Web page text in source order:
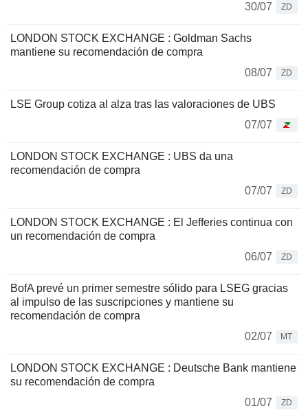
30/07
ZD
LONDON STOCK EXCHANGE : Goldman Sachs
mantiene su recomendación de compra
08/07
ZD
LSE Group cotiza al alza tras las valoraciones de UBS
07/07
LONDON STOCK EXCHANGE : UBS da una
recomendación de compra
07/07
ZD
LONDON STOCK EXCHANGE : El Jefferies continua con
un recomendación de compra
06/07
ZD
BofA prevé un primer semestre sólido para LSEG gracias
al impulso de las suscripciones y mantiene su
recomendación de compra
02/07
MT
LONDON STOCK EXCHANGE : Deutsche Bank mantiene
su recomendación de compra
01/07
ZD